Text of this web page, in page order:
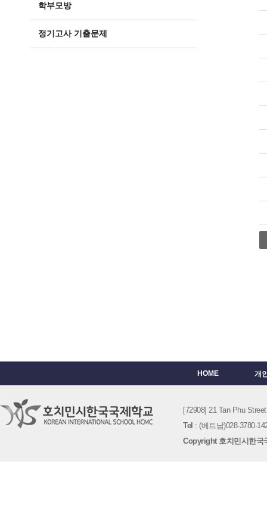
학부모방
정기고사 기출문제
HOME 개
[72908] 21 Tan Phu
Tel : (베트남)028-3780-
Copyright 호치민시한국